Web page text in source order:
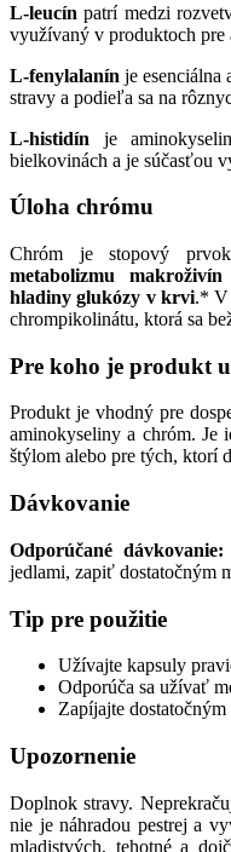
L-leucín patrí medzi
využívaný v produktoch
L-fenylalanín je esenciálna
stravy a podieľa sa na
L-histidín je
bielkovinách a je súčasťou
Úloha chrómu
Chróm je stopový
metabolizmu makroživín
hladiny glukózy v krvi.* V
chrompikolinátu, ktorá sa
Pre koho je produkt
Produkt je vhodný pre
aminokyseliny a chróm. Je
štýlom alebo pre tých, ktorí
Dávkovanie
Odporúčané dávkovanie:
jedlami, zapiť dostatočným
Tip pre použitie
Užívajte kapsuly
Odporúča sa užívať
Zapíjajte
Upozornenie
Doplnok stravy.
nie je náhradou pestrej a
mladistvých, tehotné a